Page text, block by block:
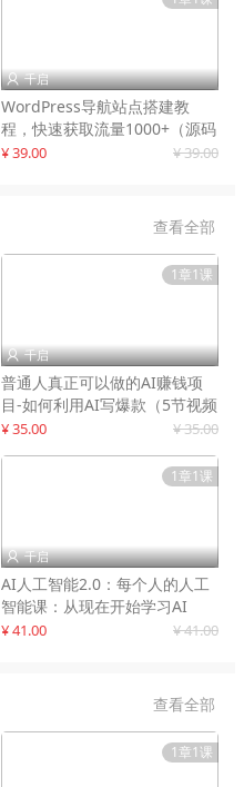
 千启
WordPress导航站点搭建教
程，快速获取流量1000+（源码
+教程）
¥ 39.00 ¥ 39.00
查看全部
1章1课
 千启
普通人真正可以做的AI赚钱项
目-如何利用AI写爆款（5节视频
课）
¥ 35.00 ¥ 35.00
1章1课
 千启
AI人工智能2.0：每个人的人工
智能课：从现在开始学习AI
¥ 41.00 ¥ 41.00
查看全部
1章1课